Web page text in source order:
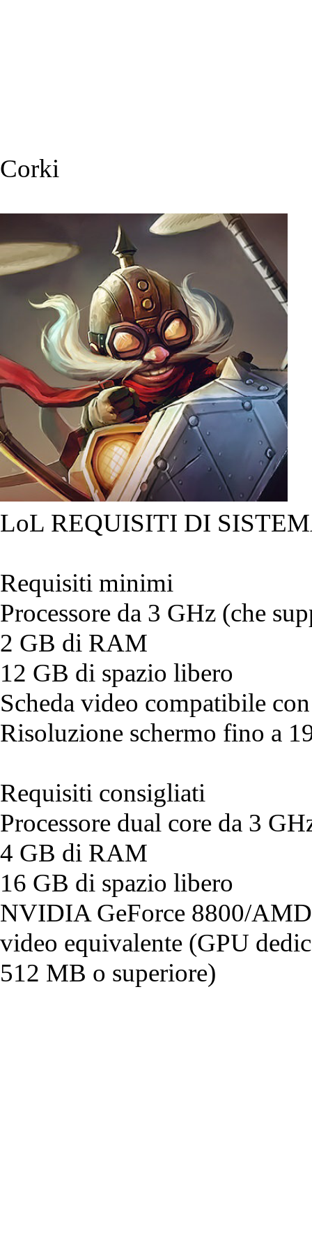
Corki
LoL REQUISITI DI
Requisiti minimi
Processore da 3 GHz (che
2 GB di RAM
12 GB di spazio libero
Scheda video compatibile
Risoluzione schermo fino a
Requisiti consigliati
Processore dual core da 3
4 GB di RAM
16 GB di spazio libero
NVIDIA GeForce 8800/AMD
video equivalente (GPU
512 MB o superiore)